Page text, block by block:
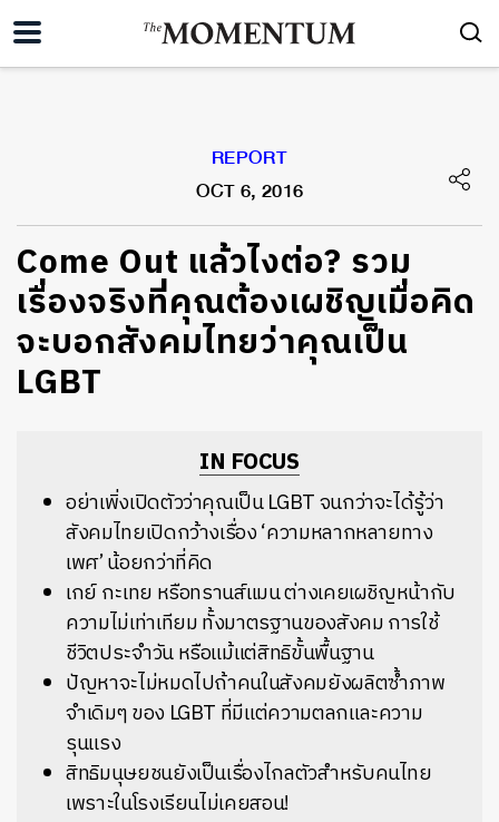
REPORT
OCT 6, 2016
Come Out แล้วไงต่อ? รวม
เรื่องจริงที่คุณต้องเผชิญเมื่อคิด
จะบอกสังคมไทยว่าคุณเป็น
LGBT
IN FOCUS
อย่าเพิ่งเปิดตัวว่าคุณเป็น LGBT จนกว่าจะได้รู้ว่า
สังคมไทยเปิดกว้างเรื่อง ‘ความหลากหลายทาง
เพศ’ น้อยกว่าที่คิด
เกย์ กะเทย หรือทรานส์แมน ต่างเคยเผชิญหน้ากับ
ความไม่เท่าเทียม ทั้งมาตรฐานของสังคม การใช้
ชีวิตประจำวัน หรือแม้แต่สิทธิขั้นพื้นฐาน
ปัญหาจะไม่หมดไปถ้าคนในสังคมยังผลิตซ้ำภาพ
จำเดิมๆ ของ LGBT ที่มีแต่ความตลกและความ
รุนแรง
สิทธิมนุษยชนยังเป็นเรื่องไกลตัวสำหรับคนไทย
เพราะในโรงเรียนไม่เคยสอน!